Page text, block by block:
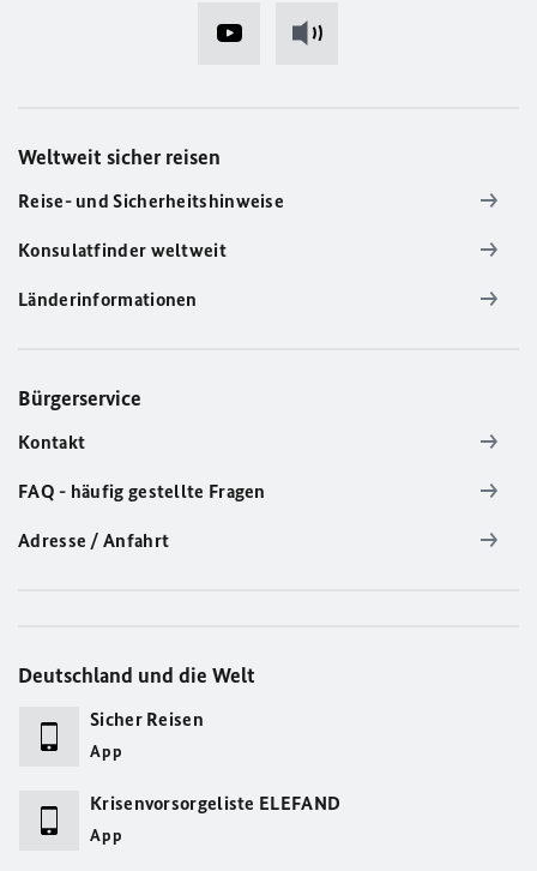
Weltweit sicher reisen
Reise- und Sicherheitshinweise
Konsulatfinder weltweit
Länderinformationen
Bürgerservice
Kontakt
FAQ - häufig gestellte Fragen
Adresse / Anfahrt
Deutschland und die Welt
Sicher Reisen
App
Krisenvorsorgeliste ELEFAND
App